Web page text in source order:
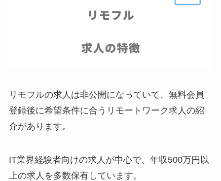
リモフルの求人は非公開になっていて、無料会員
登録後に希望条件に合うリモートワーク求人の紹
介があります。
IT業界経験者向けの求人が中心で、年収500万円以
上の求人を多数保有しています。